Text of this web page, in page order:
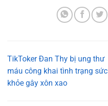
TikToker Đan Thy bị ung thư
máu công khai tình trạng sức
khỏe gây xôn xao